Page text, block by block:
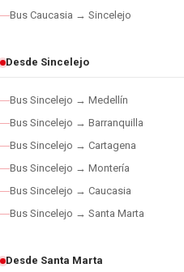
Bus Caucasia → Sincelejo
Desde Sincelejo
Bus Sincelejo → Medellín
Bus Sincelejo → Barranquilla
Bus Sincelejo → Cartagena
Bus Sincelejo → Montería
Bus Sincelejo → Caucasia
Bus Sincelejo → Santa Marta
Desde Santa Marta